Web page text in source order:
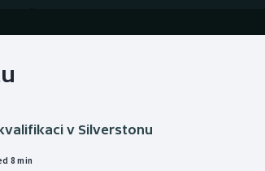
v Silverstonu
8 min